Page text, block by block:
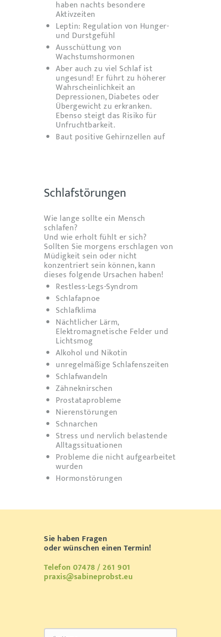
haben nachts besondere
Aktivzeiten
Leptin: Regulation von Hunger-
und Durstgefühl
Ausschüttung von
Wachstumshormonen
Aber auch zu viel Schlaf ist
ungesund! Er führt zu höherer
Wahrscheinlichkeit an
Depressionen, Diabetes oder
Übergewicht zu erkranken.
Ebenso steigt das Risiko für
Unfruchtbarkeit.
Baut positive Gehirnzellen auf
Schlafstörungen
Wie lange sollte ein Mensch
schlafen?
Und wie erholt fühlt er sich?
Sollten Sie morgens erschlagen von
Müdigkeit sein oder nicht
konzentriert sein können, kann
dieses folgende Ursachen haben!
Restless-Legs-Syndrom
Schlafapnoe
Schlafklima
Nächtlicher Lärm,
Elektromagnetische Felder und
Lichtsmog
Alkohol und Nikotin
unregelmäßige Schlafenszeiten
Schlafwandeln
Zähneknirschen
Prostataprobleme
Nierenstörungen
Schnarchen
Stress und nervlich belastende
Alltagssituationen
Probleme die nicht aufgearbeitet
wurden
Hormonstörungen
Sie haben Fragen
oder wünschen einen Termin!
Telefon 07478 / 261 901
praxis@sabineprobst.eu